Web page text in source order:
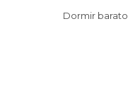
Dormir barato